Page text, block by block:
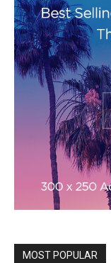
MOST POPULAR